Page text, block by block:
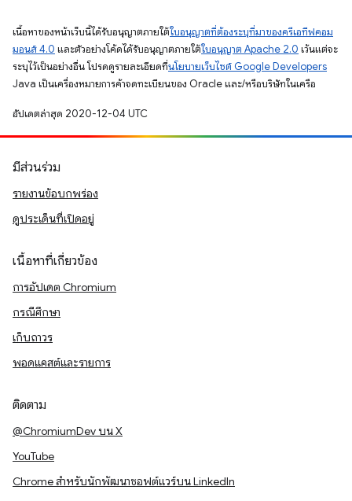
เนื้อหาของหน้าเว็บนี้ได้รับอนุญาตภายใต้ใบอนุญาตที่ต้องระบุที่มาของครีเอทีฟคอม
มอนส์ 4.0 และตัวอย่างโค้ดได้รับอนุญาตภายใต้ใบอนุญาต Apache 2.0 เว้นแต่จะ
ระบุไว้เป็นอย่างอื่น โปรดดูรายละเอียดที่นโยบายเว็บไซต์ Google Developers
Java เป็นเครื่องหมายการค้าจดทะเบียนของ Oracle และ/หรือบริษัทในเครือ
อัปเดตล่าสุด 2020-12-04 UTC
มีส่วนร่วม
รายงานข้อบกพร่อง
ดูประเด็นที่เปิดอยู่
เนื้อหาที่เกี่ยวข้อง
การอัปเดต Chromium
กรณีศึกษา
เก็บถาวร
พอดแคสต์และรายการ
ติดตาม
@ChromiumDev บน X
YouTube
Chrome สำหรับนักพัฒนาซอฟต์แวร์บน LinkedIn